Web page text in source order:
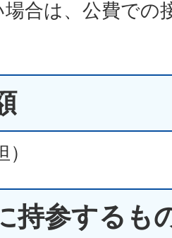
合は、公費での
持参するも